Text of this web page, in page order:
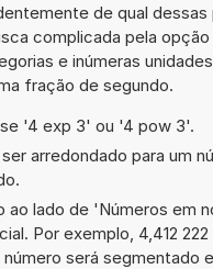
de qual dessas
complicada pela
e inúmeras
fração de segundo.
'4 exp 3' ou '4 pow 3'.
arredondado para um
ao lado de 'Números em
Por exemplo, 4,412 222
será segmentado